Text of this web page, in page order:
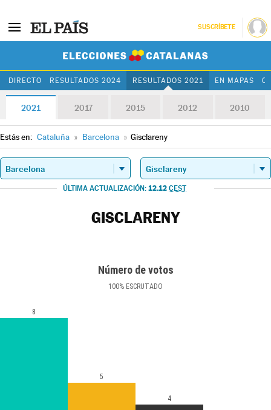
SUSCRÍBETE
DIRECTO RESULTADOS 2024 RESULTADOS 2021 EN MAPAS
2021 2017 2015 2012 2010
Estás en: Cataluña » Barcelona » Gisclareny
ÚLTIMA ACTUALIZACIÓN: 12.12 CEST
GISCLARENY
Número de votos
100% ESCRUTADO
8
5
4